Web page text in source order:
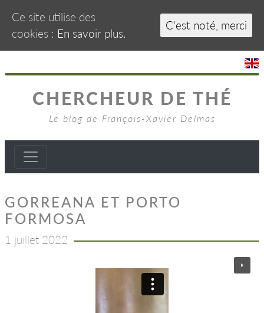
CHERCHEUR DE THÉ
Le blog de François-Xavier Delmas
GORREANA ET PORTO
FORMOSA
1 juillet 2022
Ce site utilise des
cookies : En savoir plus.
C'est noté, merci